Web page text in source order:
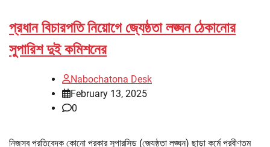
প্রধান বিচারপতি নিয়োগে জ্যেষ্ঠতা লঙ্ঘন ঠেকানোর
সুপারিশ দুই কমিশনের
Nabochatona Desk
February 13, 2025
0
নিজস্ব প্রতিবেদক কোনো প্রকার সুপারসিড (জ্যেষ্ঠতা লঙ্ঘন) ছাড়া কর্মে প্রবীণতম